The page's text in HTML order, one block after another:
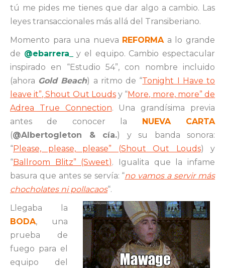
tú me pides me tienes que dar algo a cambio. Las
leyes transaccionales más allá del Transiberiano.
Momento para una nueva REFORMAa lo grande
de @ebarrera_
y el equipo. Cambio espectacular
inspirado en “Estudio 54”, con nombre incluido
(ahora Gold Beach) a ritmo de “Tonight I Have to
leave it”, Shout Out Loudsy “More, more, more” de
Adrea True Connection. Una grandísima previa
antes de conocer la NUEVA CARTA
(@Albertogleton & cía.) y su banda sonora:
“Please, please, please” (Shout Out Louds) y
“Ballroom Blitz” (Sweet). Igualita que la infame
basura que antes se servía: “no vamos a servir más
chocholates ni pollacaos“.
Llegaba la
BODA, una
prueba de
fuego para el
equipo del